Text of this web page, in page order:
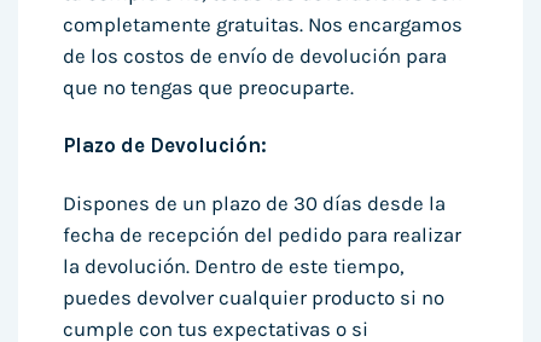
completamente gratuitas. Nos encargamos
de los costos de envío de devolución para
que no tengas que preocuparte.
Plazo de Devolución:
Dispones de un plazo de 30 días desde la
fecha de recepción del pedido para realizar
la devolución. Dentro de este tiempo,
puedes devolver cualquier producto si no
cumple con tus expectativas o si